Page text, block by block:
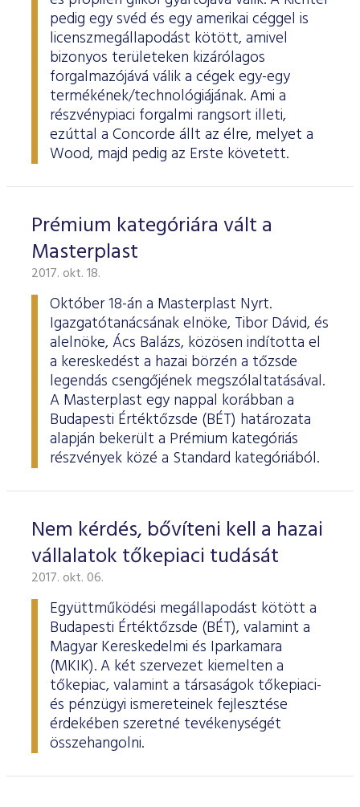
pedig egy svéd és egy amerikai céggel is
licenszmegállapodást kötött, amivel
bizonyos területeken kizárólagos
forgalmazójává válik a cégek egy-egy
termékének/technológiájának. Ami a
részvénypiaci forgalmi rangsort illeti,
ezúttal a Concorde állt az élre, melyet a
Wood, majd pedig az Erste követett.
Prémium kategóriára vált a
Masterplast
2017. okt. 18.
Október 18-án a Masterplast Nyrt.
Igazgatótanácsának elnöke, Tibor Dávid, és
alelnöke, Ács Balázs, közösen indította el
a kereskedést a hazai börzén a tőzsde
legendás csengőjének megszólaltatásával.
A Masterplast egy nappal korábban a
Budapesti Értéktőzsde (BÉT) határozata
alapján bekerült a Prémium kategóriás
részvények közé a Standard kategóriából.
Nem kérdés, bővíteni kell a hazai
vállalatok tőkepiaci tudását
2017. okt. 06.
Együttműködési megállapodást kötött a
Budapesti Értéktőzsde (BÉT), valamint a
Magyar Kereskedelmi és Iparkamara
(MKIK). A két szervezet kiemelten a
tőkepiac, valamint a társaságok tőkepiaci-
és pénzügyi ismereteinek fejlesztése
érdekében szeretné tevékenységét
összehangolni.